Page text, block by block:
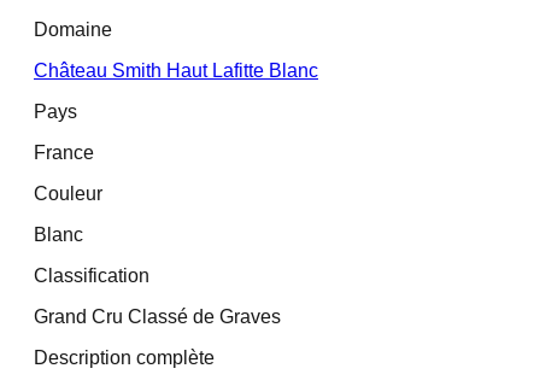
Domaine
Château Smith Haut Lafitte Blanc
Pays
France
Couleur
Blanc
Classification
Grand Cru Classé de Graves
Description complète